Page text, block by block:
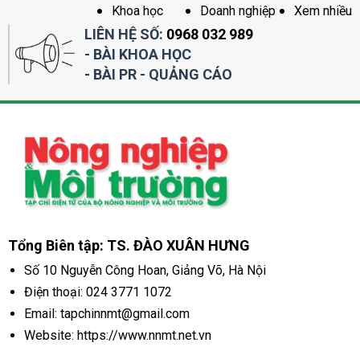
Khoa học
Doanh nghiệp
Xem nhiều
LIÊN HỆ SỐ: 0968 032 989
- BÀI KHOA HỌC
- BÀI PR - QUẢNG CÁO
Tổng Biên tập: TS. ĐÀO XUÂN HƯNG
Số 10 Nguyễn Công Hoan, Giảng Võ, Hà Nội
Điện thoại: 024 3771 1072
Email: tapchinnmt@gmail.com
Website: https://www.nnmt.net.vn